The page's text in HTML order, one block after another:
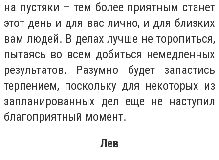
на пустяки – тем более приятным станет
этот день и для вас лично, и для близких
вам людей. В делах лучше не торопиться,
пытаясь во всем добиться немедленных
результатов. Разумно будет запастись
терпением, поскольку для некоторых из
запланированных дел еще не наступил
благоприятный момент.
Лев